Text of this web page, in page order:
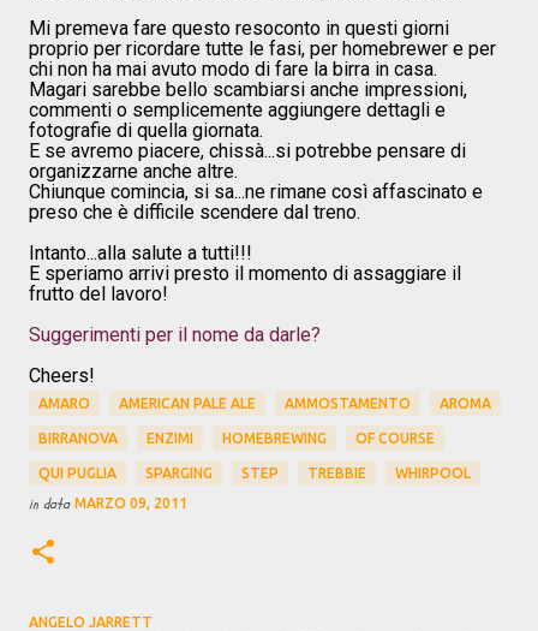
Mi premeva fare questo resoconto in questi giorni
proprio per ricordare tutte le fasi, per homebrewer e per
chi non ha mai avuto modo di fare la birra in casa.
Magari sarebbe bello scambiarsi anche impressioni,
commenti o semplicemente aggiungere dettagli e
fotografie di quella giornata.
E se avremo piacere, chissà...si potrebbe pensare di
organizzarne anche altre.
Chiunque comincia, si sa...ne rimane così affascinato e
preso che è difficile scendere dal treno.
Intanto...alla salute a tutti!!!
E speriamo arrivi presto il momento di assaggiare il
frutto del lavoro!
Suggerimenti per il nome da darle?
Cheers!
AMARO AMERICAN PALE ALE AMMOSTAMENTO AROMA
BIRRANOVA ENZIMI HOMEBREWING OF COURSE
QUI PUGLIA SPARGING STEP TREBBIE WHIRPOOL
in data MARZO 09, 2011
ANGELO JARRETT